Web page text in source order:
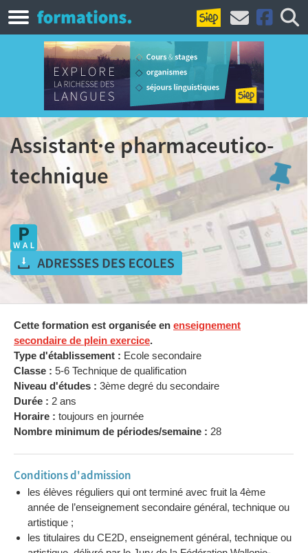
Assistant·e pharmaceutico-
technique
Cette formation est organisée en enseignement
secondaire de plein exercice.
Type d'établissement : Ecole secondaire
Classe : 5-6 Technique de qualification
Niveau d'études : 3ème degré du secondaire
Durée : 2 ans
Horaire : toujours en journée
Nombre minimum de périodes/semaine : 28
Conditions d'admission
les élèves réguliers qui ont terminé avec fruit la 4ème
année de l’enseignement secondaire général, technique ou
artistique ;
les titulaires du CE2D, enseignement général, technique ou